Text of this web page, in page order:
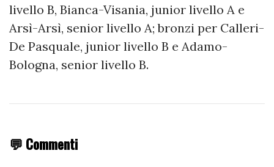
livello B, Bianca-Visania, junior livello A e
Arsì-Arsì, senior livello A; bronzi per Calleri-
De Pasquale, junior livello B e Adamo-
Bologna, senior livello B.
💬 Commenti